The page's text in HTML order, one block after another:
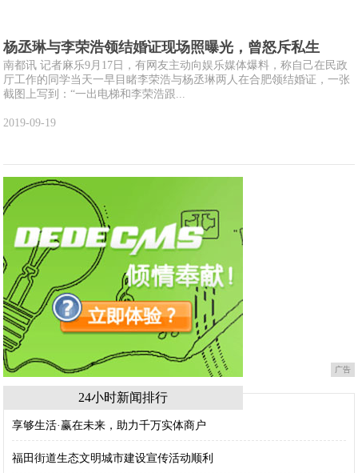
杨丞琳与李荣浩领结婚证现场照曝光，曾怒斥私生
南都讯 记者麻乐9月17日，有网友主动向娱乐媒体爆料，称自己在民政
厅工作的同学当天一早目睹李荣浩与杨丞琳两人在合肥领结婚证，一张
截图上写到：“一出电梯和李荣浩跟...
2019-09-19
广告
24小时新闻排行
享够生活·赢在未来，助力千万实体商户
福田街道生态文明城市建设宣传活动顺利